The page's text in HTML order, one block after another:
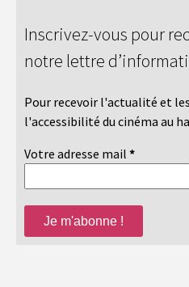
Inscrivez-vous pour
notre lettre
Pour recevoir l'actualité et
l'accessibilité du cinéma au
Votre adresse mail *